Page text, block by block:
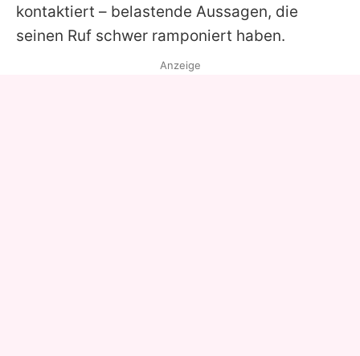
kontaktiert – belastende Aussagen, die
seinen Ruf schwer ramponiert haben.
Anzeige